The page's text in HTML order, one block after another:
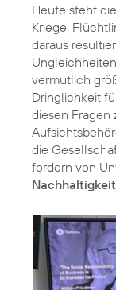
Heute steht
Kriege,
daraus
vermutlich
Dringlichkeit
diesen Fragen
die
fordern von